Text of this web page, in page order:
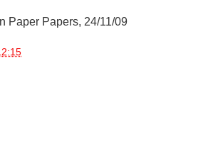
Paper Papers, 24/11/09